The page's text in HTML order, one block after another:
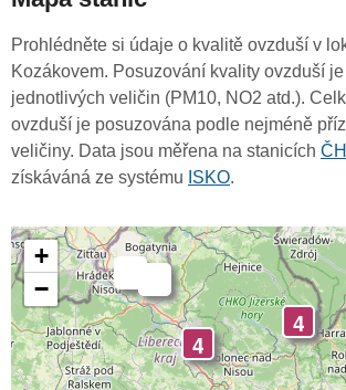
Prohlédněte si údaje o kvalitě ovzduší v
Kozákovem. Posuzování kvality ovzduší
jednotlivých veličin (PM10, NO2 atd.).
ovzduší je posuzována podle nejméně
veličiny. Data jsou měřena na stanicích
získáváná ze systému ISKO.
4
4
+
−